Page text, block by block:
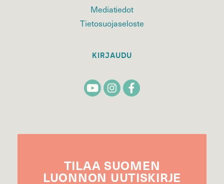
Mediatiedot
Tietosuojaseloste
KIRJAUDU
TILAA SUOMEN
LUONNON UUTIS­KIRJE